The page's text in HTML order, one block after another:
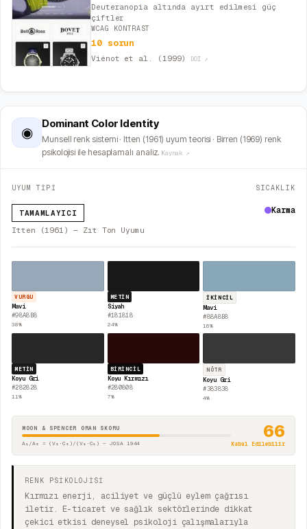
Deuteranopia altında ayırt edilmesi güç
çiftler
WCAG KONTRAST
10 sorun
Viénot et al. (1999) DOI ↗
◉
Dominant Color Identity
Munsell renk sistemi · Itten (1961) uyum teorisi · Birren (1969) renk
psikolojisi ile hesaplamalı analiz. Kaynak ↗
UYUM TİPİ
TAMAMLAYICI
Itten (1961) — Zıt Ton Uyumu
SICAKLIK
Karma
VURGU
Mavi
#98A8B8
38%
METIN
Siyah
#181818
24%
İKINCIL
Mavi
#88A8B8
16%
METIN
Koyu Gri
#282828
11%
BIRINCIL
Koyu Kırmızı
#280808
7%
NÖTR
Koyu Gri
#383838
4%
MOON & SPENCER ORAN SKORU
A₁/A₂ = (V₂·C₂)/(V₁·C₁) — JOSA 1944
66
Kabul Edilebilir
RENK PSİKOLOJİSİ
Kırmızı enerji, aciliyet ve güçlü eylem çağrısı
iletir. E-ticaret ve sağlık sektörlerinde dikkat
çekici etkisi deneysel psikoloji çalışmalarıyla